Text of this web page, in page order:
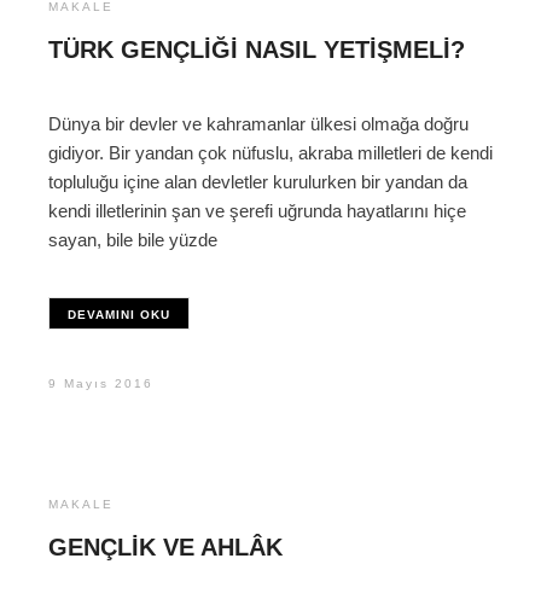
MAKALE
TÜRK GENÇLIĞI NASIL YETIŞMELI?
Dünya bir devler ve kahramanlar ülkesi olmağa doğru
gidiyor. Bir yandan çok nüfuslu, akraba milletleri de kendi
topluluğu içine alan devletler kurulurken bir yandan da
kendi illetlerinin şan ve şerefi uğrunda hayatlarını hiçe
sayan, bile bile yüzde
DEVAMINI OKU
9 Mayıs 2016
MAKALE
GENÇLIK VE AHLÂK